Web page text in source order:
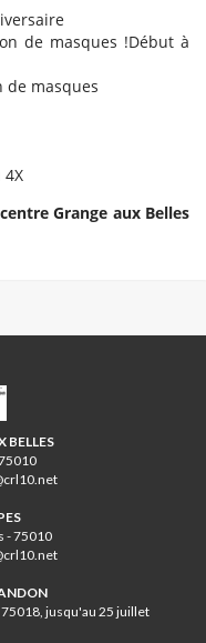
de masques !Début à
de masques
Grange aux Belles
BELLES
- 75010
jusqu'au 25 juillet